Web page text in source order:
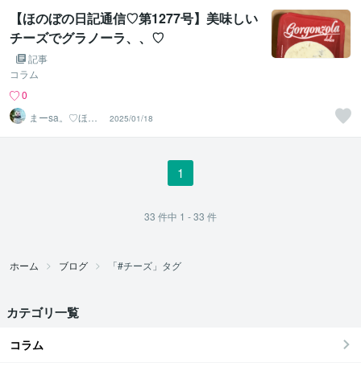
【ほのぼの日記通信♡第1277号】美味しい
チーズでグラノーラ、、♡
記事
コラム
0
まーsa。♡ほの
ぼのブログ毎日
配信♡
2025/01/18
1
33 件中 1 - 33 件
ホーム ブログ 「#チーズ」タグ
カテゴリ一覧
コラム